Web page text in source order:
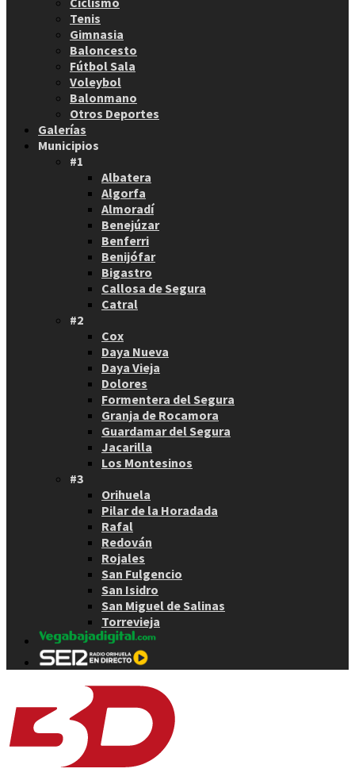
Tenis
Gimnasia
Baloncesto
Fútbol Sala
Voleybol
Balonmano
Otros Deportes
Galerías
Municipios
#1
Albatera
Algorfa
Almoradí
Benejúzar
Benferri
Benijófar
Bigastro
Callosa de Segura
Catral
#2
Cox
Daya Nueva
Daya Vieja
Dolores
Formentera del Segura
Granja de Rocamora
Guardamar del Segura
Jacarilla
Los Montesinos
#3
Orihuela
Pilar de la Horadada
Rafal
Redován
Rojales
San Fulgencio
San Isidro
San Miguel de Salinas
Torrevieja